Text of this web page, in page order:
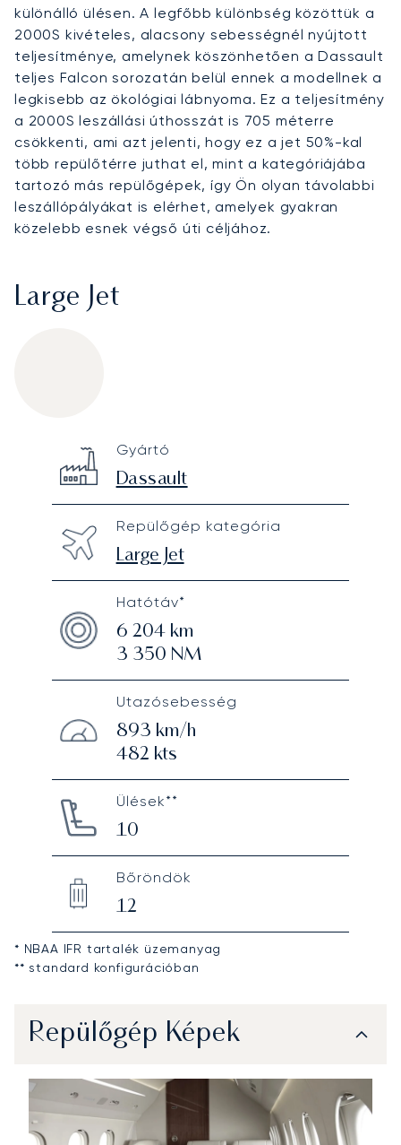
különálló ülésen. A legfőbb különbség közöttük a
2000S kivételes, alacsony sebességnél nyújtott
teljesítménye, amelynek köszönhetően a Dassault
teljes Falcon sorozatán belül ennek a modellnek a
legkisebb az ökológiai lábnyoma. Ez a teljesítmény
a 2000S leszállási úthosszát is 705 méterre
csökkenti, ami azt jelenti, hogy ez a jet 50%-kal
több repülőtérre juthat el, mint a kategóriájába
tartozó más repülőgépek, így Ön olyan távolabbi
leszállópályákat is elérhet, amelyek gyakran
közelebb esnek végső úti céljához.
Large Jet
Technical specifications
Gyártó
Dassault
Repülőgép kategória
Large Jet
Hatótáv*
6 204km
3 350 NM
Utazósebesség
893 km/h
482 kts
Ülések**
10
Bőröndök
12
* NBAA IFR tartalék üzemanyag
** standard konfigurációban
Repülőgép Képek